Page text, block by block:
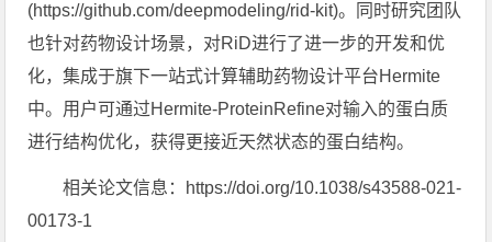
(https://github.com/deepmodeling/rid-kit)。同时研究团队
也针对药物设计场景，对RiD进行了进一步的开发和优
化，集成于旗下一站式计算辅助药物设计平台Hermite
中。用户可通过Hermite-ProteinRefine对输入的蛋白质
进行结构优化，获得更接近天然状态的蛋白结构。
相关论文信息：https://doi.org/10.1038/s43588-021-
00173-1